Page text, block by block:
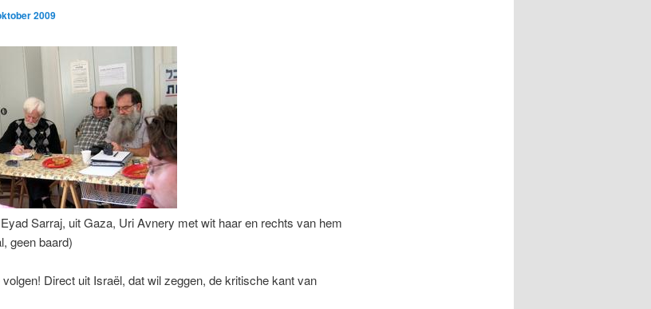
2009
Sarraj, uit Gaza, Uri Avnery met wit haar en rechts van hem
geen baard)
Direct uit Israël, dat wil zeggen, de kritische kant van